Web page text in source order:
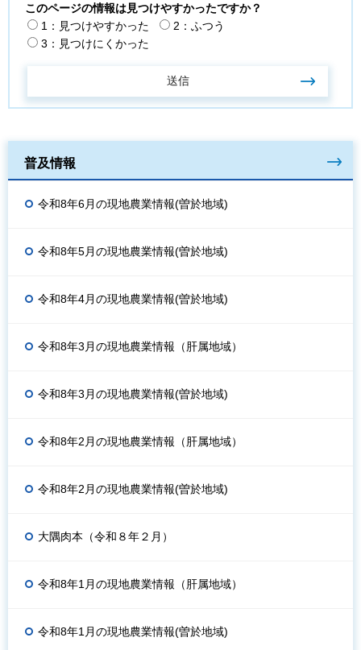
このページの情報は見つけやすかったですか？
1：見つけやすかった
2：ふつう
3：見つけにくかった
普及情報
令和8年6月の現地農業情報(曽於地域)
令和8年5月の現地農業情報(曽於地域)
令和8年4月の現地農業情報(曽於地域)
令和8年3月の現地農業情報（肝属地域）
令和8年3月の現地農業情報(曽於地域)
令和8年2月の現地農業情報（肝属地域）
令和8年2月の現地農業情報(曽於地域)
大隅肉本（令和８年２月）
令和8年1月の現地農業情報（肝属地域）
令和8年1月の現地農業情報(曽於地域)